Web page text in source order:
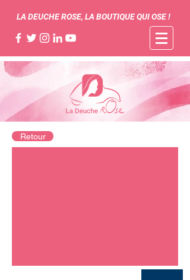
LA DEUCHE ROSE, LA BOUTIQUE QUI OSE !
Retour